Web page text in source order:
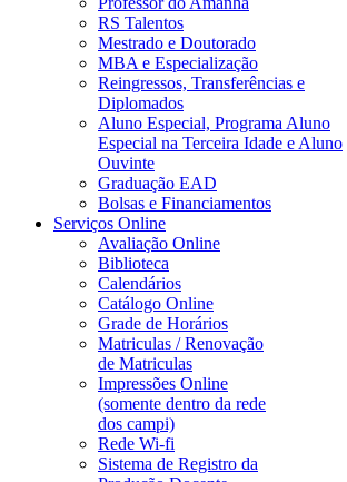
RS Talentos
Mestrado e Doutorado
MBA e Especialização
Reingressos, Transferências e
Diplomados
Aluno Especial, Programa Aluno
Especial na Terceira Idade e Aluno
Ouvinte
Graduação EAD
Bolsas e Financiamentos
Serviços Online
Avaliação Online
Biblioteca
Calendários
Catálogo Online
Grade de Horários
Matriculas / Renovação
de Matriculas
Impressões Online
(somente dentro da rede
dos campi)
Rede Wi-fi
Sistema de Registro da